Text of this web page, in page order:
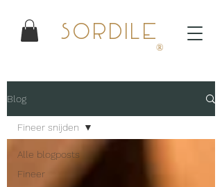
Sordile
®
Blog
Alle blogposts
Fineer
Fineer snijden